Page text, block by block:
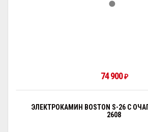
74 900₽
ЭЛЕКТРОКАМИН BOSTON S-26 С
2608